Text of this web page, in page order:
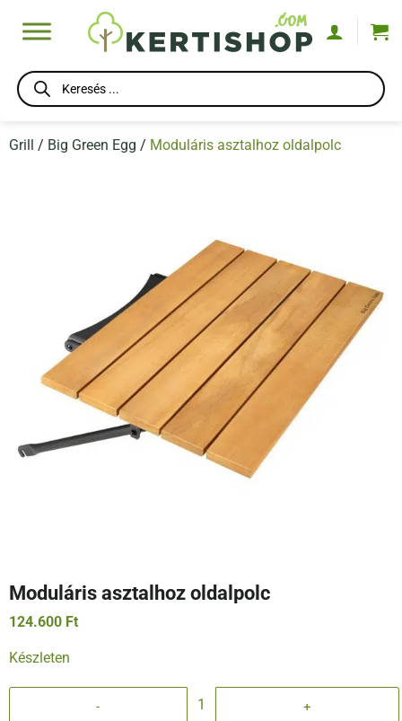
Products
search
Grill / Big Green Egg / Moduláris asztalhoz oldalpolc
Moduláris asztalhoz oldalpolc
124.600 Ft
Készleten
Moduláris asztalhoz oldalpolc mennyiség